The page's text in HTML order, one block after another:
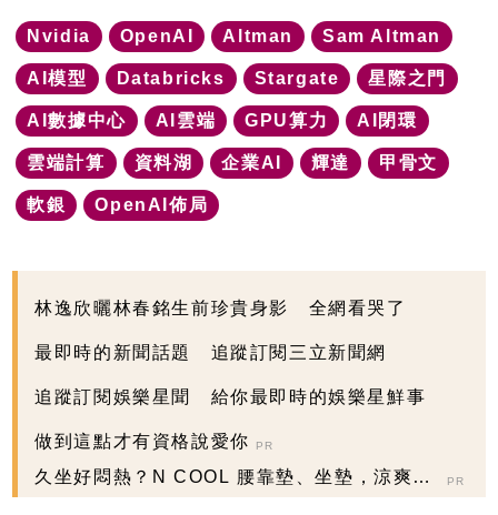
Nvidia OpenAI Altman Sam Altman
AI模型 Databricks Stargate 星際之門
AI數據中心 AI雲端 GPU算力 AI閉環
雲端計算 資料湖 企業AI 輝達 甲骨文
軟銀 OpenAI佈局
林逸欣曬林春銘生前珍貴身影 全網看哭了
最即時的新聞話題 追蹤訂閱三立新聞網
追蹤訂閱娛樂星聞 給你最即時的娛樂星鮮事
做到這點才有資格說愛你 PR
久坐好悶熱？N COOL 腰靠墊、坐墊，涼爽舒
PR